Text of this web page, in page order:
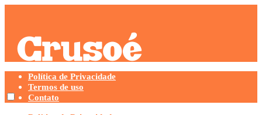
Política de Privacidade
Termos de uso
Contato